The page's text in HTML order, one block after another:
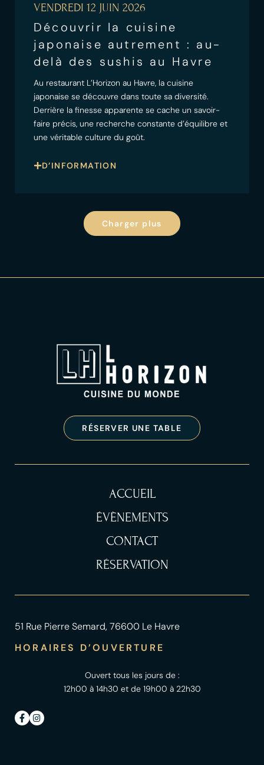
VENDREDI 12 JUIN 2026
Découvrir la cuisine
japonaise autrement : au-
delà des sushis au Havre
Au restaurant L’Horizon au Havre, la cuisine
japonaise se découvre dans toute sa diversité.
Derrière la finesse apparente se cache un savoir-
faire précis, une recherche constante d’équilibre et
une véritable culture du goût.
D’INFORMATION
Charger plus
RÉSERVER UNE TABLE
ACCUEIL
ÉVÈNEMENTS
CONTACT
RÉSERVATION
51 Rue Pierre Semard, 76600 Le Havre
HORAIRES D’OUVERTURE
Ouvert tous les jours de :
12h00 à 14h30 et de 19h00 à 22h30